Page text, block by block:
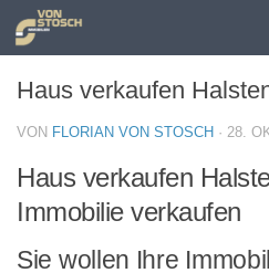
Zum Inhalt springen
Haus verkaufen
VON FLORIAN VON STOSCH · 28.
Haus verkaufen
Immobilie verkaufen
Sie wollen Ihre